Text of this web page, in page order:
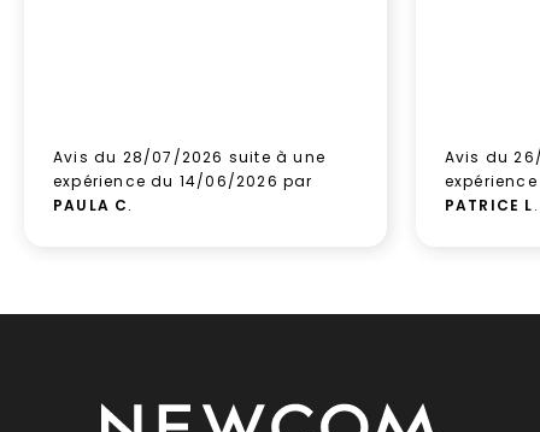
Avis du 28/07/2026 suite à une
expérience du 14/06/2026 par
PAULA C.
Avis du
PATRICE L.